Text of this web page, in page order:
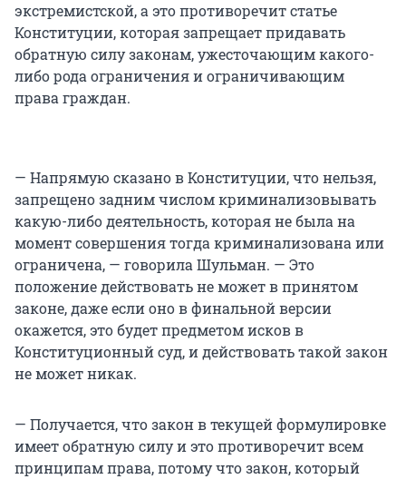
экстремистской, а это противоречит статье
Конституции, которая запрещает придавать
обратную силу законам, ужесточающим какого-
либо рода ограничения и ограничивающим
права граждан.
— Напрямую сказано в Конституции, что нельзя,
запрещено задним числом криминализовывать
какую-либо деятельность, которая не была на
момент совершения тогда криминализована или
ограничена, — говорила Шульман. — Это
положение действовать не может в принятом
законе, даже если оно в финальной версии
окажется, это будет предметом исков в
Конституционный суд, и действовать такой закон
не может никак.
— Получается, что закон в текущей формулировке
имеет обратную силу и это противоречит всем
принципам права, потому что закон, который